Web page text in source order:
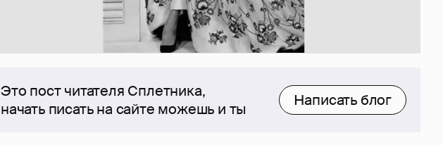
Это пост читателя Сплетника,
начать писать на сайте можешь и ты
Написать блог